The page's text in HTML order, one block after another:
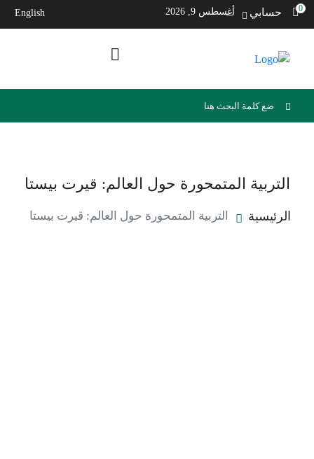
0 حسابي أغسطس 9, 2026 English
التربية المتمحورة حول العالم: قيرت بيستا
الرئيسية التربية المتمحورة حول العالم: قيرت بيستا